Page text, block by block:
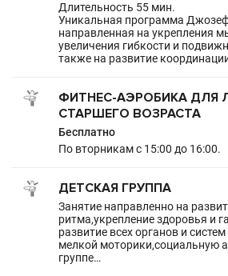
Длительность 55 мин.
Уникальная программа
направленная на укрепления
увеличения гибкости и
также на развитие
ФИТНЕС-АЭРОБИКА ДЛЯ
СТАРШЕГО ВОЗРАСТА
Бесплатно
По вторникам с 15:00 до 16:00.
ДЕТСКАЯ ГРУППА
Занятие направленно на
ритма,укрепление здоровья и
развитие всех органов и
мелкой моторики,социальную
группе…